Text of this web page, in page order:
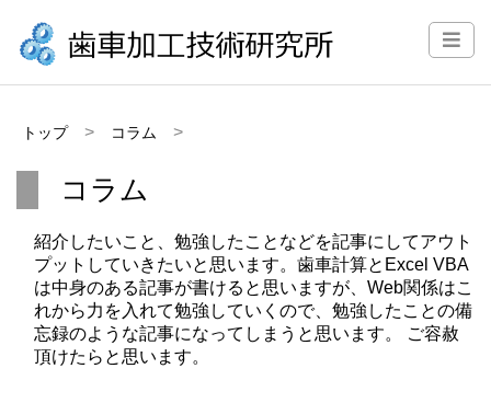
トップ コラム
コラム
紹介したいこと、勉強したことなどを記事にしてアウト
プットしていきたいと思います。歯車計算とExcel VBA
は中身のある記事が書けると思いますが、Web関係はこ
れから力を入れて勉強していくので、勉強したことの備
忘録のような記事になってしまうと思います。 ご容赦
頂けたらと思います。